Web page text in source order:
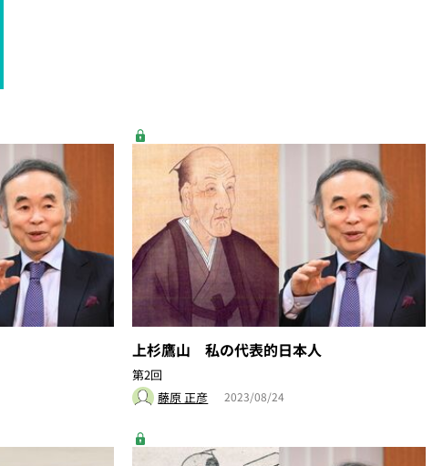
上杉鷹山 私の代表的日本人
第2回
藤原 正彦
2023/08/24